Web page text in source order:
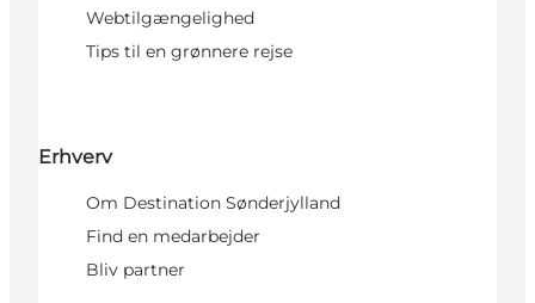
Webtilgængelighed
Tips til en grønnere rejse
Erhverv
Om Destination Sønderjylland
Find en medarbejder
Bliv partner